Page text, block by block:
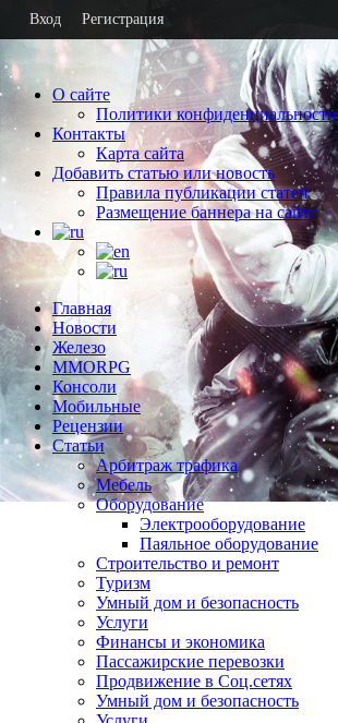
О сайте
Политики конфиденциальности
Контакты
Карта сайта
Добавить статью или новость
Правила публикации статей
Размещение баннера на сайте
Главная
Новости
Железо
MMORPG
Консоли
Мобильные
Рецензии
Статьи
Арбитраж трафика
Мебель
Оборудование
Электрооборудование
Паяльное оборудование
Строительство и ремонт
Туризм
Умный дом и безопасность
Услуги
Финансы и экономика
Пассажирские перевозки
Продвижение в Соц.сетях
Умный дом и безопасность
Вход Регистрация